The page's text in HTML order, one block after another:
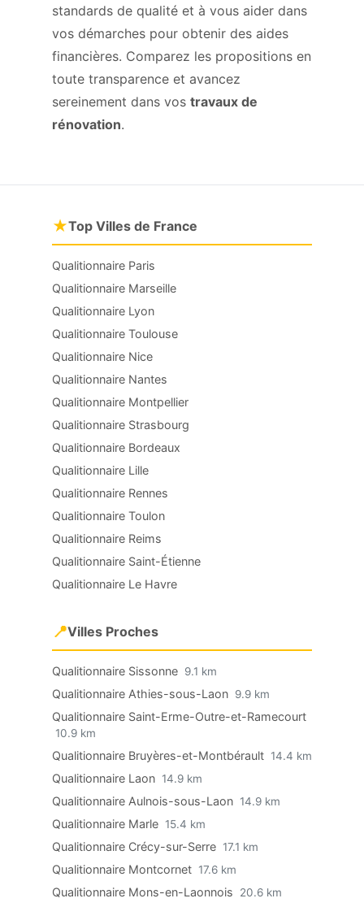
standards de qualité et à vous aider dans
vos démarches pour obtenir des aides
financières. Comparez les propositions en
toute transparence et avancez
sereinement dans vos travaux de
rénovation.
★Top Villes de France
Qualitionnaire Paris
Qualitionnaire Marseille
Qualitionnaire Lyon
Qualitionnaire Toulouse
Qualitionnaire Nice
Qualitionnaire Nantes
Qualitionnaire Montpellier
Qualitionnaire Strasbourg
Qualitionnaire Bordeaux
Qualitionnaire Lille
Qualitionnaire Rennes
Qualitionnaire Toulon
Qualitionnaire Reims
Qualitionnaire Saint-Étienne
Qualitionnaire Le Havre
📍Villes Proches
Qualitionnaire Sissonne 9.1 km
Qualitionnaire Athies-sous-Laon 9.9 km
Qualitionnaire Saint-Erme-Outre-et-Ramecourt
10.9 km
Qualitionnaire Bruyères-et-Montbérault 14.4 km
Qualitionnaire Laon 14.9 km
Qualitionnaire Aulnois-sous-Laon 14.9 km
Qualitionnaire Marle 15.4 km
Qualitionnaire Crécy-sur-Serre 17.1 km
Qualitionnaire Montcornet 17.6 km
Qualitionnaire Mons-en-Laonnois 20.6 km